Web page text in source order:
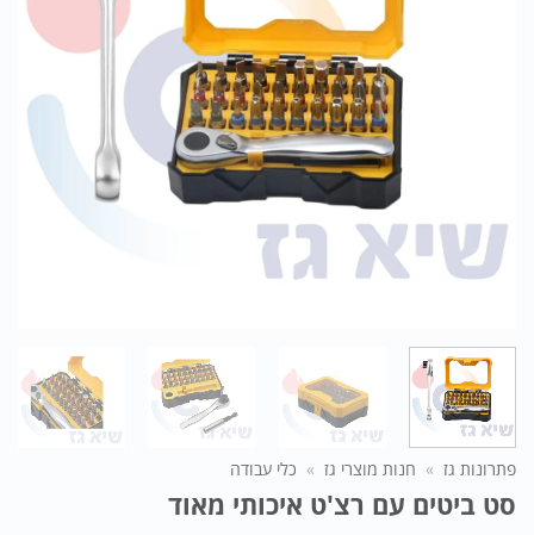
פתרונות גז » חנות מוצרי גז » כלי עבודה
סט ביטים עם רצ'ט איכותי מאוד